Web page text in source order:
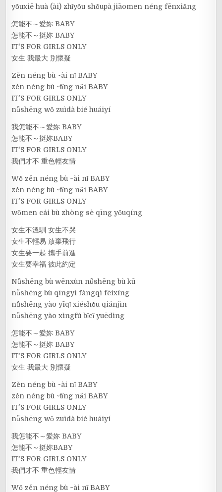
yǒuxiē huà (ài) zhǐyǒu shǒupà jiāomen néng fēnxiǎng
怎能不～愛妳 BABY
怎能不～挺妳 BABY
IT’S FOR GIRLS ONLY
女生 我最大 別懷疑
Zěn néng bù ~ài nǐ BABY
zěn néng bù ~tǐng nǎi BABY
IT’S FOR GIRLS ONLY
nǚshēng wǒ zuìdà bié huáiyí
我怎能不～愛妳 BABY
怎能不～挺妳BABY
IT’S FOR GIRLS ONLY
我們才不 重色輕友情
Wǒ zěn néng bù ~ài nǐ BABY
zěn néng bù ~tǐng nǎi BABY
IT’S FOR GIRLS ONLY
wǒmen cái bù zhòng sè qīng yǒuqíng
女生不溫馴 女生不哭
女生不輕易 放棄飛行
女生要一起 攜手前進
女生要幸福 彼此約定
Nǚshēng bù wēnxùn nǚshēng bù kū
nǚshēng bù qīngyì fàngqì fēixíng
nǚshēng yào yīqǐ xiéshǒu qiánjìn
nǚshēng yào xìngfú bǐcǐ yuēdìng
怎能不～愛妳 BABY
怎能不～挺妳 BABY
IT’S FOR GIRLS ONLY
女生 我最大 別懷疑
Zěn néng bù ~ài nǐ BABY
zěn néng bù ~tǐng nǎi BABY
IT’S FOR GIRLS ONLY
nǚshēng wǒ zuìdà bié huáiyí
我怎能不～愛妳 BABY
怎能不～挺妳BABY
IT’S FOR GIRLS ONLY
我們才不 重色輕友情
Wǒ zěn néng bù ~ài nǐ BABY